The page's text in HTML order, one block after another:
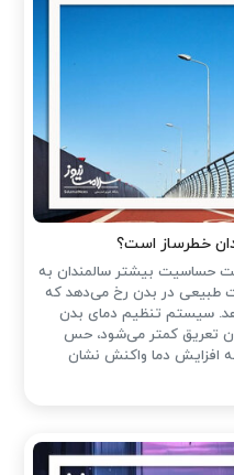
خطرساز است؟
حساسیت بیشتر سالمندان به
طبیعی در بدن رخ می‌دهد که
سیستم تنظیم دمای بدن
تعریق کمتر می‌شود، حس
افزایش دما واکنش نشان